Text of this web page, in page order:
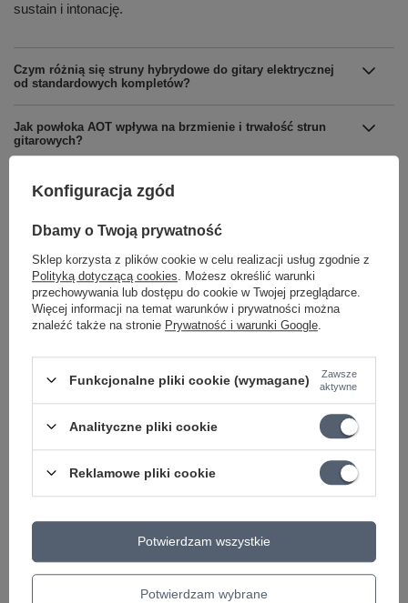
sustain i intonację.
Czym różnią się struny hybrydowe do gitary elektrycznej
od standardowych kompletów?
Jak powłoka AOT wpływa na brzmienie i trwałość strun
gitarowych?
Jakie znaczenie ma obróbka kriogeniczna w strunach
gitarowych?
Jakie struny do gitary najlepiej sprawdzą się do stylów
takich jak rock czy metal?
Marka BlackSmith
Podmiot odpowiedzialny za ten
produkt na terenie UE
FX-Music Group Filipowicz
Symbol BSMANW0946
KATEGORIA
DO GITARY ELEKTRYCZNEJ
Konfiguracja zgód
Dbamy o Twoją prywatność
Sklep korzysta z plików cookie w celu realizacji usług zgodnie z
Polityką dotyczącą cookies . Możesz określić warunki
przechowywania lub dostępu do cookie w Twojej przeglądarce.
Więcej informacji na temat warunków i prywatności można
znaleźć także na stronie Prywatność i warunki Google
Funkcjonalne pliki cookie (wymagane)
Zawsze
aktywne
Analityczne pliki cookie
Reklamowe pliki cookie
Potwierdzam wybrane
Potwierdzam wszystkie